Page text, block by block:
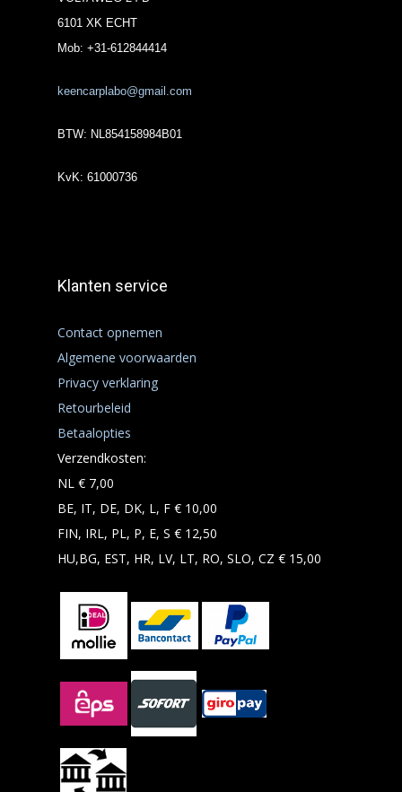
6101 XK ECHT
Mob: +31-612844414
keencarplabo@gmail.com
BTW: NL854158984B01
KvK: 61000736
Klanten service
Contact opnemen
Algemene voorwaarden
Privacy verklaring
Retourbeleid
Betaalopties
Verzendkosten:
NL € 7,00
BE, IT, DE, DK, L, F € 10,00
FIN, IRL, PL, P, E, S € 12,50
HU,BG, EST, HR, LV, LT, RO, SLO, CZ € 15,00